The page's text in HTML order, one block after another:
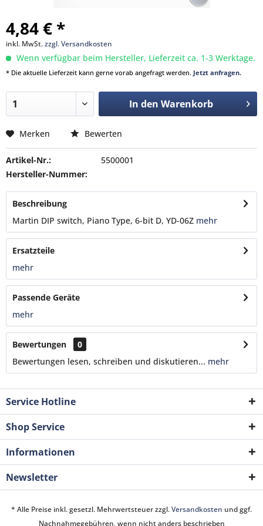
4,84 € *
inkl. MwSt.zzgl. Versandkosten
Wenn verfügbar beim Hersteller, Lieferzeit ca. 1-3 Werktage.
* Die aktuelle Lieferzeit kann gerne vorab angefragt werden. Jetzt anfragen.
In den Warenkorb
Merken Bewerten
Artikel-Nr.:
5500001
Hersteller-Nummer:
Beschreibung
Martin DIP switch, Piano Type, 6-bit D, YD-06Z mehr
Ersatzteile
mehr
Passende Geräte
mehr
Bewertungen
0
Bewertungen lesen, schreiben und diskutieren... mehr
Service Hotline
Shop Service
Informationen
Newsletter
* Alle Preise inkl. gesetzl. Mehrwertsteuer zzgl.Versandkosten und ggf.
Nachnahmegebühren, wenn nicht anders beschrieben